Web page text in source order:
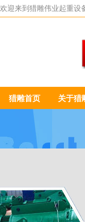
欢迎来到猎雕伟业起重设
扫
猎雕首页 关于猎